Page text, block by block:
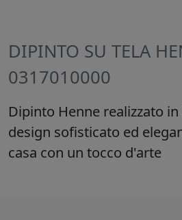
DIPINTO SU TELA
0317010000
Dipinto Henne realizzato
design sofisticato ed
casa con un tocco d'arte